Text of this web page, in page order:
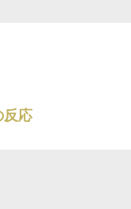
反応